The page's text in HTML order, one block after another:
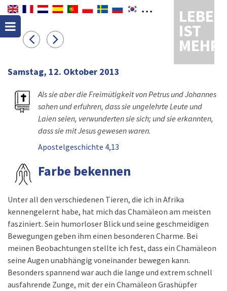
LEBEN
IST
MEHR
Samstag, 12. Oktober 2013
Als sie aber die Freimütigkeit von Petrus und Johannes
sahen und erfuhren, dass sie ungelehrte Leute und
Laien seien, verwunderten sie sich; und sie erkannten,
dass sie mit Jesus gewesen waren.
Apostelgeschichte 4,13
Farbe bekennen
Unter all den verschiedenen Tieren, die ich in Afrika
kennengelernt habe, hat mich das Chamäleon am meisten
fasziniert. Sein humorloser Blick und seine geschmeidigen
Bewegungen geben ihm einen besonderen Charme. Bei
meinen Beobachtungen stellte ich fest, dass ein Chamäleon
seine Augen unabhängig voneinander bewegen kann.
Besonders spannend war auch die lange und extrem schnell
ausfahrende Zunge, mit der ein Chamäleon Grashüpfer